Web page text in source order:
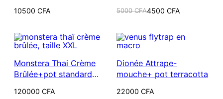
10500 CFA 5000CFA
Le
était :
5000 CFA.
4500CFA
Le
est :
4500 CFA.
Monstera Thai Crème
Brûlée+pot standard
120000 CFA
Dionée Attrape-
mouche+ pot terracotta
22000CFA